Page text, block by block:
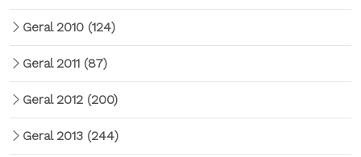
Geral 2010 (124)
Geral 2011 (87)
Geral 2012 (200)
Geral 2013 (244)